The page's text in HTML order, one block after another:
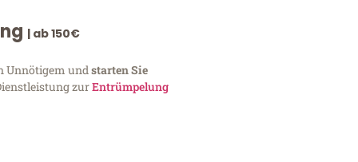
| ab 150€
Unnötigem und starten Sie
zurEntrümpelung